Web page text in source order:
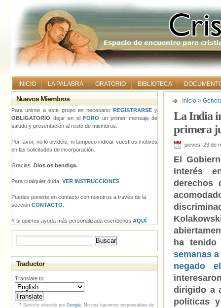
INICIO LA PALABRA ORATORIO BIBLIOTECA
Inicio >
La India
primera
jueves, 23 de
El
interés
derechos
ha
semanas
negado
dirigido a
políticas
Nuevos Miembros
Para unirse a este grupo es necesario REGISTRARSEy
OBLIGATORIO dejar en el FORO un primer mensaje de
saludo y presentación al resto de miembros.
Por favor, no lo olvidéis, ni tampoco indicar vuestros motivos
en las solicitudes de incorporación.
Gracias. Dios os bendiga.
Para cualquier duda, VER INSTRUCCIONES
Puedes ponerte en contacto con nosotros a través de la
sección CONTACTO
Y si quieres ayuda más personalizada escríbenos AQUÍ
Traductor
Translate to:
* Servicio ofrecido por Google. No nos hacemos responsables de